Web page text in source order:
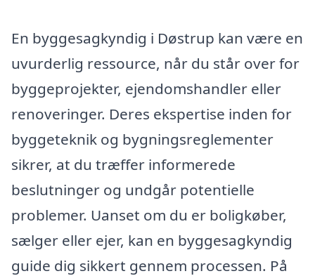
En byggesagkyndig i Døstrup kan være en
uvurderlig ressource, når du står over for
byggeprojekter, ejendomshandler eller
renoveringer. Deres ekspertise inden for
byggeteknik og bygningsreglementer
sikrer, at du træffer informerede
beslutninger og undgår potentielle
problemer. Uanset om du er boligkøber,
sælger eller ejer, kan en byggesagkyndig
guide dig sikkert gennem processen. På